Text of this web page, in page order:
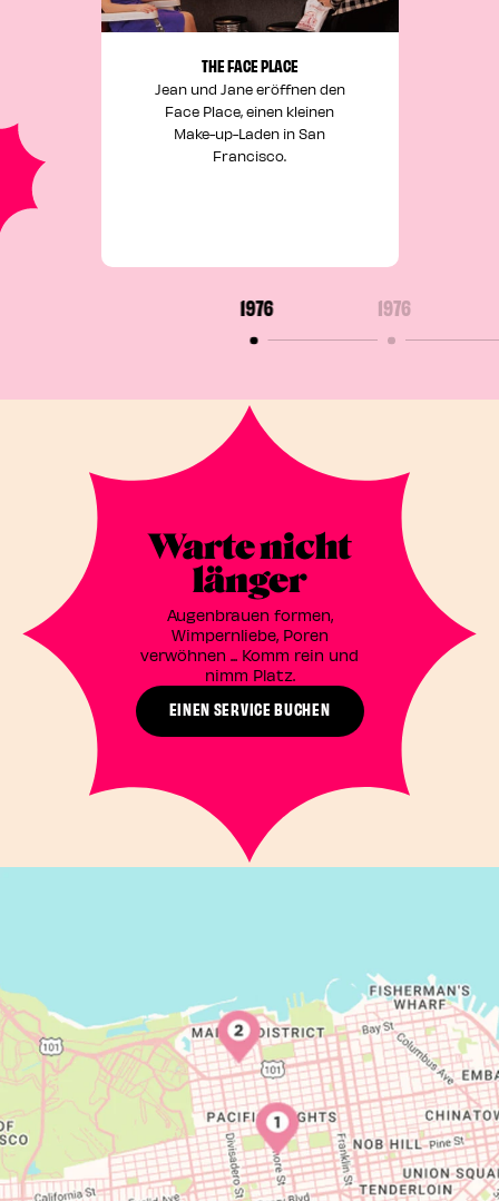
THE FACE PLACE
Jean und Jane eröffnen den
Face Place, einen kleinen
Make-up-Laden in San
Francisco.
1976 1976
Warte nicht
länger
Augenbrauen formen,
Wimpernliebe, Poren
verwöhnen ... Komm rein und
nimm Platz.
EINEN SERVICE BUCHEN